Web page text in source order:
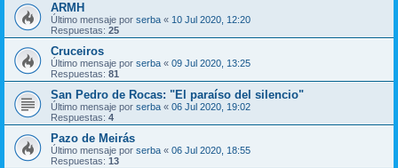
ARMH
Último mensaje por serba « 10 Jul 2020, 12:20
Respuestas: 25
Cruceiros
Último mensaje por serba « 09 Jul 2020, 13:25
Respuestas: 81
San Pedro de Rocas: "El paraíso del silencio"
Último mensaje por serba « 06 Jul 2020, 19:02
Respuestas: 4
Pazo de Meirás
Último mensaje por serba « 06 Jul 2020, 18:55
Respuestas: 13